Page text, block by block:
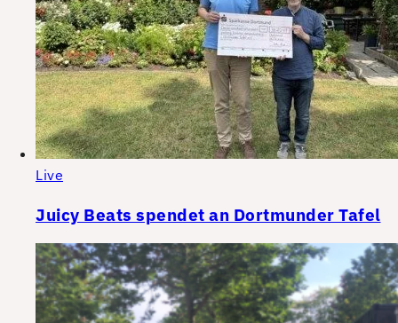
Live
Juicy Beats spendet an Dortmunder Tafel